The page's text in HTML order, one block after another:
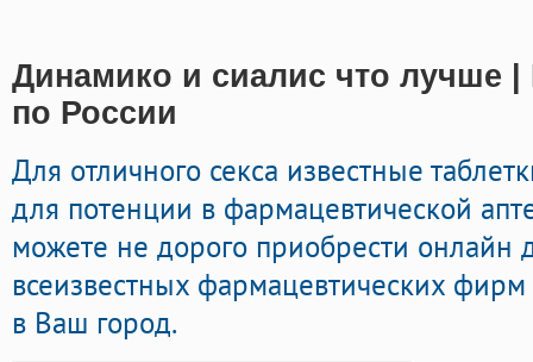
Динамико и сиалис что лучше |
по России
Для отличного секса известные
для потенции в фармацевтической
можете не дорого приобрести онлайн
всеизвестных фармацевтических
в Ваш город.